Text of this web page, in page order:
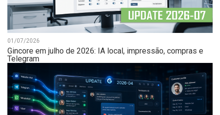
01/07/2026
Gincore em julho de 2026: IA local, impressão, compras e
Telegram